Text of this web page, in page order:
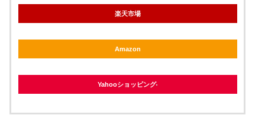
楽天市場
Amazon
Yahooショッピング